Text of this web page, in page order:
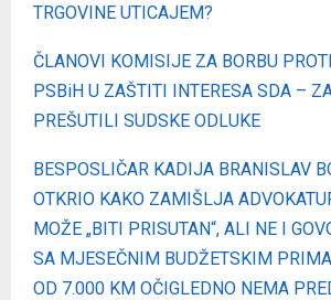
TRGOVINE UTICAJEM?
ČLANOVI KOMISIJE ZA BORBU
PSBiH U ZAŠTITI INTERESA SDA –
PREŠUTILI SUDSKE ODLUKE
BESPOSLIČAR KADIJA BRANISLAV
OTKRIO KAKO ZAMIŠLJA
MOŽE „BITI PRISUTAN“, ALI NE I
SA MJESEČNIM BUDŽETSKIM
OD 7.000 KM OČIGLEDNO NEMA